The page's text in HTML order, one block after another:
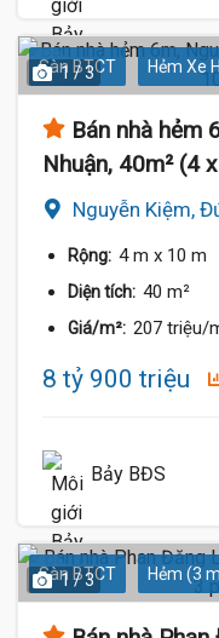
Sàn BTCT Hẻm Xe
1 / 3
Bán nhà hẻm
Nhuận, 40m² (4
Nguyễn Kiệm,
Rộng: 4 m x 10 m
Diện tích: 40 m²
Giá/m²: 207 triệu/
8 tỷ 900 triệu
Bảy BĐS
Sàn BTCT Hẻm (3
1 / 3